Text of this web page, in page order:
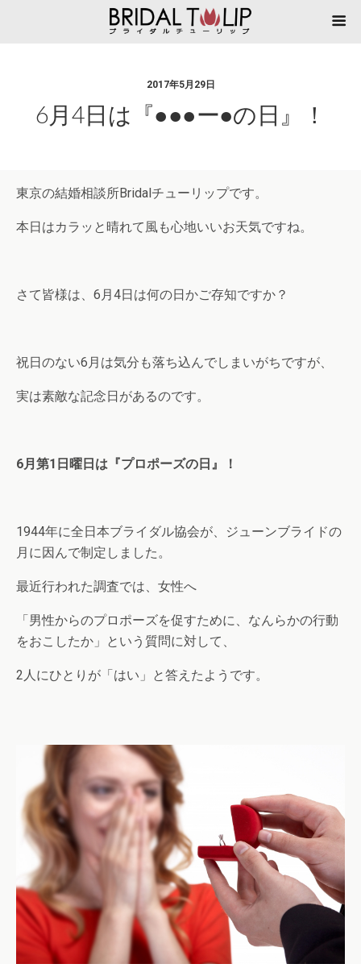
2017年5月29日
6月4日は『●●●ー●の日』！
東京の結婚相談所Bridalチューリップです。
本日はカラッと晴れて風も心地いいお天気ですね。
さて皆様は、6月4日は何の日かご存知ですか？
祝日のない6月は気分も落ち込んでしまいがちですが、
実は素敵な記念日があるのです。
6月第1日曜日は『プロポーズの日』！
1944年に全日本ブライダル協会が、ジューンブライドの
月に因んで制定しました。
最近行われた調査では、女性へ
「男性からのプロポーズを促すために、なんらかの行動
をおこしたか」という質問に対して、
2人にひとりが「はい」と答えたようです。